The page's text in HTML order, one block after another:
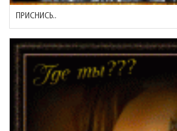
ПРИСНИСЬ..